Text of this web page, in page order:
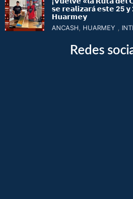
𝘀𝗲 𝗿𝗲𝗮𝗹𝗶𝘇𝗮𝗿á 𝗲𝘀𝘁𝗲 25 𝘆
𝗛𝘂𝗮𝗿𝗺𝗲𝘆
ANCASH HUARMEY
Redes